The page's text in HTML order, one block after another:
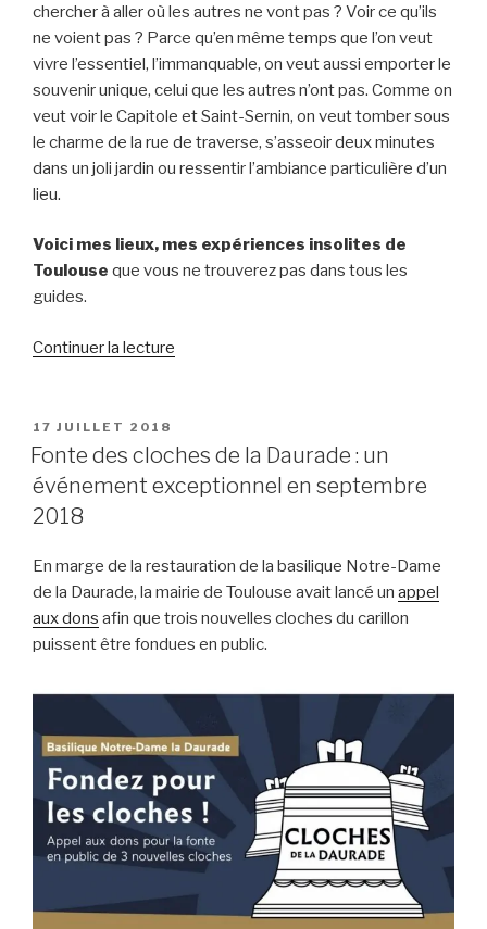
chercher à aller où les autres ne vont pas ? Voir ce qu’ils
ne voient pas ? Parce qu’en même temps que l’on veut
vivre l’essentiel, l’immanquable, on veut aussi emporter le
souvenir unique, celui que les autres n’ont pas. Comme on
veut voir le Capitole et Saint-Sernin, on veut tomber sous
le charme de la rue de traverse, s’asseoir deux minutes
dans un joli jardin ou ressentir l’ambiance particulière d’un
lieu.
Voici mes lieux, mes expériences insolites de
Toulouse que vous ne trouverez pas dans tous les
guides.
Continuer la lecture
touristes »
PUBLIÉ
LE
17 JUILLET 2018
Fonte des cloches de la Daurade : un
événement exceptionnel en septembre
2018
En marge de la restauration de la basilique Notre-Dame
de la Daurade, la mairie de Toulouse avait lancé un appel
aux dons afin que trois nouvelles cloches du carillon
puissent être fondues en public.